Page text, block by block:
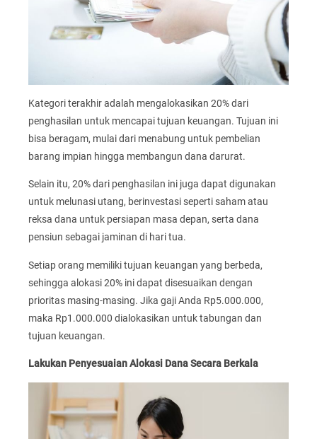
Kategori terakhir adalah mengalokasikan 20% dari
penghasilan untuk mencapai tujuan keuangan. Tujuan ini
bisa beragam, mulai dari menabung untuk pembelian
barang impian hingga membangun dana darurat.
Selain itu, 20% dari penghasilan ini juga dapat digunakan
untuk melunasi utang, berinvestasi seperti saham atau
reksa dana untuk persiapan masa depan, serta dana
pensiun sebagai jaminan di hari tua.
Setiap orang memiliki tujuan keuangan yang berbeda,
sehingga alokasi 20% ini dapat disesuaikan dengan
prioritas masing-masing. Jika gaji Anda Rp5.000.000,
maka Rp1.000.000 dialokasikan untuk tabungan dan
tujuan keuangan.
Lakukan Penyesuaian Alokasi Dana Secara Berkala